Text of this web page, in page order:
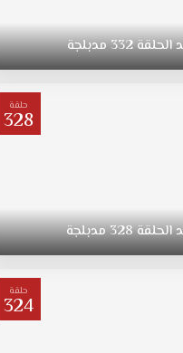
الحلقة332مدبلجة
حلقة
328
الحلقة328مدبلجة
حلقة
324